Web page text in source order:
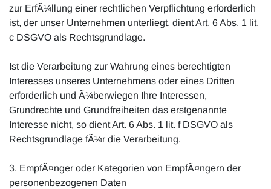
zur ErfÃ¼llung einer rechtlichen Verpflichtung erforderlich
ist, der unser Unternehmen unterliegt, dient Art. 6 Abs. 1 lit.
c DSGVO als Rechtsgrundlage.
Ist die Verarbeitung zur Wahrung eines berechtigten
Interesses unseres Unternehmens oder eines Dritten
erforderlich und Ã¼berwiegen Ihre Interessen,
Grundrechte und Grundfreiheiten das erstgenannte
Interesse nicht, so dient Art. 6 Abs. 1 lit. f DSGVO als
Rechtsgrundlage fÃ¼r die Verarbeitung.
3. EmpfÃ¤nger oder Kategorien von EmpfÃ¤ngern der
personenbezogenen Daten